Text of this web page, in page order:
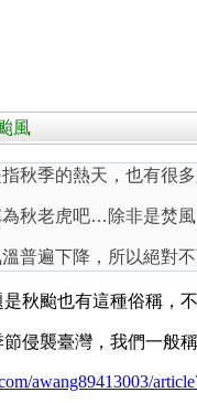
風
指秋季的熱天，也有很
秋老虎吧…除非是焚風
普遍下降，所以絕對不
秋颱也有這種俗稱，
侵襲臺灣，我們一般稱
awang89413003/